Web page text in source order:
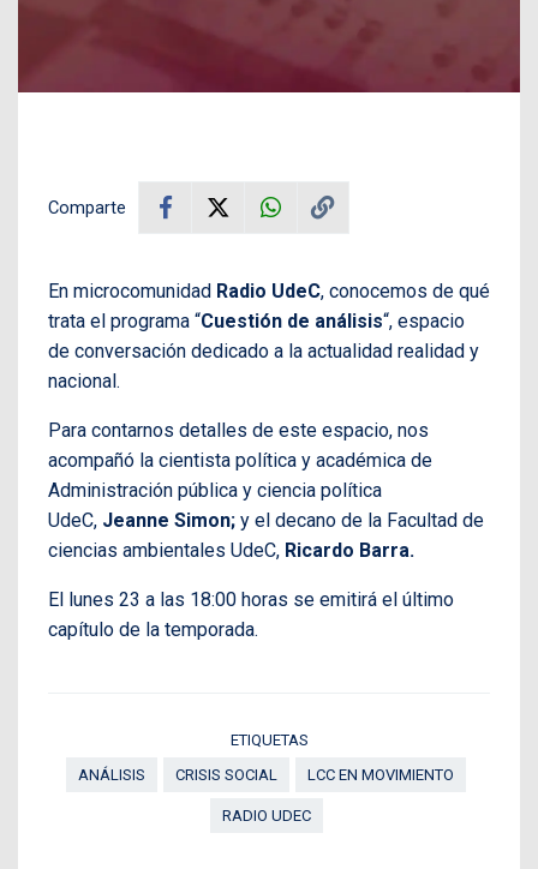
Comparte
En microcomunidad Radio UdeC, conocemos de qué
trata el programa “Cuestión de análisis“, espacio
de conversación dedicado a la actualidad realidad y
nacional.
Para contarnos detalles de este espacio, nos
acompañó la cientista política y académica de
Administración pública y ciencia política
UdeC, Jeanne Simon; y el decano de la Facultad de
ciencias ambientales UdeC, Ricardo Barra.
El lunes 23 a las 18:00 horas se emitirá el último
capítulo de la temporada.
ETIQUETAS
ANÁLISIS
CRISIS SOCIAL LCC EN MOVIMIENTO
RADIO UDEC